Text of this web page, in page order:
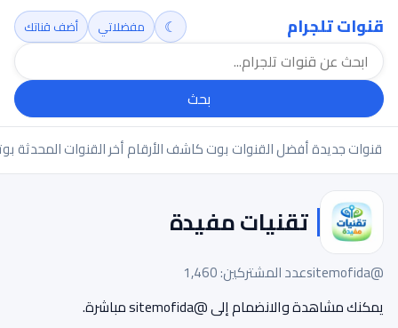
قنوات تلجرام
بحث
☾ مفضلاتي أضف قناتك
قنوات جديدةأفضل القنواتبوت كاشف الأرقامأخر القنوات المحدثة
تقنيات مفيدة
@sitemofida
عدد المشتركين: 1,460
يمكنك مشاهدة والانضمام إلى @sitemofida مباشرة.